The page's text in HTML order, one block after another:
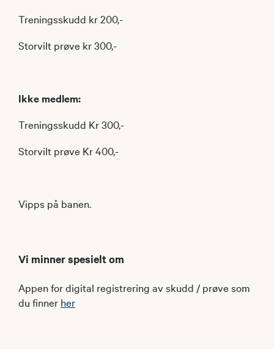
Treningsskudd kr 200,-
Storvilt prøve kr 300,-
Ikke medlem:
Treningsskudd Kr 300,-
Storvilt prøve Kr 400,-
Vipps på banen.
Vi minner spesielt om
Appen for digital registrering av skudd / prøve som
du finner her